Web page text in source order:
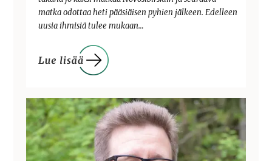
matka odottaa heti pääsiäisen pyhien jälkeen. Edelleen
uusia ihmisiä tulee mukaan…